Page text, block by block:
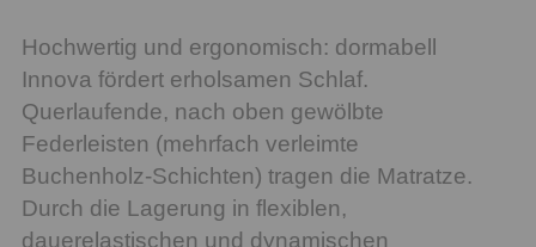
Hochwertig und ergonomisch: dormabell
Innova fördert erholsamen Schlaf.
Querlaufende, nach oben gewölbte
Federleisten (mehrfach verleimte
Buchenholz-Schichten) tragen die Matratze.
Durch die Lagerung in flexiblen,
dauerelastischen und dynamischen